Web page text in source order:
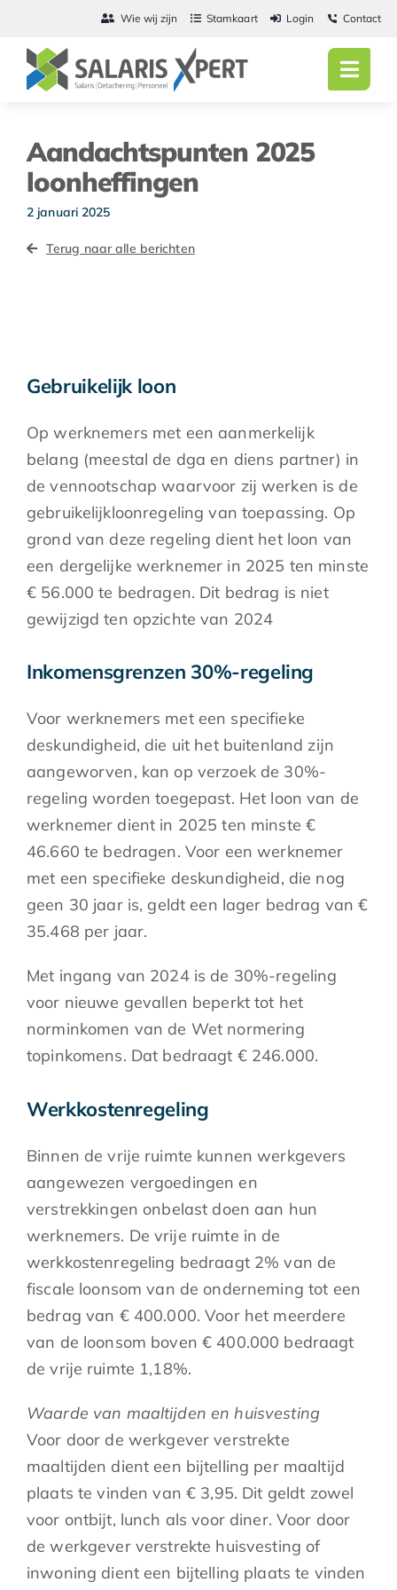
inhoud
Wie wij zijn Stamkaart Login Contact
Aandachtspunten 2025
loonheffingen
2 januari 2025
Terug naar alle berichten
Gebruikelijk loon
Op werknemers met een aanmerkelijk
belang (meestal de dga en diens partner) in
de vennootschap waarvoor zij werken is de
gebruikelijkloonregeling van toepassing. Op
grond van deze regeling dient het loon van
een dergelijke werknemer in 2025 ten minste
€ 56.000 te bedragen. Dit bedrag is niet
gewijzigd ten opzichte van 2024
Inkomensgrenzen 30%-regeling
Voor werknemers met een specifieke
deskundigheid, die uit het buitenland zijn
aangeworven, kan op verzoek de 30%-
regeling worden toegepast. Het loon van de
werknemer dient in 2025 ten minste €
46.660 te bedragen. Voor een werknemer
met een specifieke deskundigheid, die nog
geen 30 jaar is, geldt een lager bedrag van €
35.468 per jaar.
Met ingang van 2024 is de 30%-regeling
voor nieuwe gevallen beperkt tot het
norminkomen van de Wet normering
topinkomens. Dat bedraagt € 246.000.
Werkkostenregeling
Binnen de vrije ruimte kunnen werkgevers
aangewezen vergoedingen en
verstrekkingen onbelast doen aan hun
werknemers. De vrije ruimte in de
werkkostenregeling bedraagt 2% van de
fiscale loonsom van de onderneming tot een
bedrag van € 400.000. Voor het meerdere
van de loonsom boven € 400.000 bedraagt
de vrije ruimte 1,18%.
Waarde van maaltijden en huisvesting
Voor door de werkgever verstrekte
maaltijden dient een bijtelling per maaltijd
plaats te vinden van € 3,95. Dit geldt zowel
voor ontbijt, lunch als voor diner. Voor door
de werkgever verstrekte huisvesting of
inwoning dient een bijtelling plaats te vinden